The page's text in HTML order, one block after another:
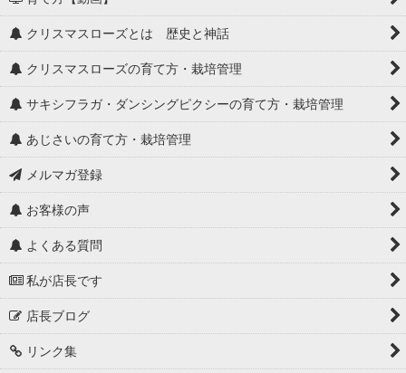
クリスマスローズとは 歴史と神話
クリスマスローズの育て方・栽培管理
サキシフラガ・ダンシングピクシーの育て方・栽培管理
あじさいの育て方・栽培管理
メルマガ登録
お客様の声
よくある質問
私が店長です
店長ブログ
リンク集